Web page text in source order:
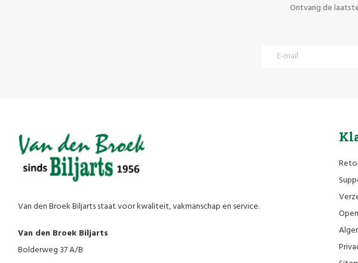
Ontvang de
Van den Broek Biljarts staat voor kwaliteit, vakmanschap en service.
Van den Broek Biljarts
Bolderweg 37 A/B